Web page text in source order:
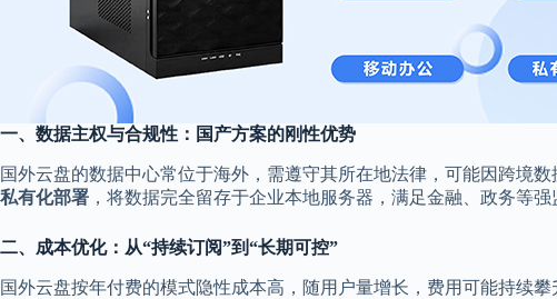
一、数据主权与合规性：国产方案的刚性优势
国外云盘的数据中心常位于海外，需遵守其所在地法律，可能因跨境
私有化部署 ，将数据完全留存于企业本地服务器，满足金融、政务等
二、成本优化：从“持续订阅”到“长期可控”
国外云盘按年付费的模式隐性成本高，随用户量增长，费用可能持续